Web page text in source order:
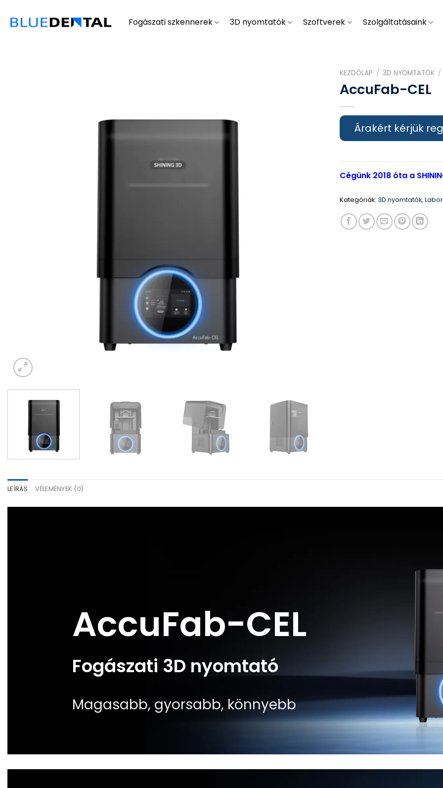
content
Fogászati szkennerek 3D nyomtatók Szoftverek Szolgáltatásaink
KEZDŐLAP / 3D NYOMTATÓK /
AccuFab-CEL
Árakért kérjük
Cégünk 2018 óta a
Kategóriák: 3D nyomtatók,
LEÍRÁS VÉLEMÉNYEK (0)
AccuFab-CEL
Fogászati 3D nyomtató
Magasabb, gyorsabb, könnyebb